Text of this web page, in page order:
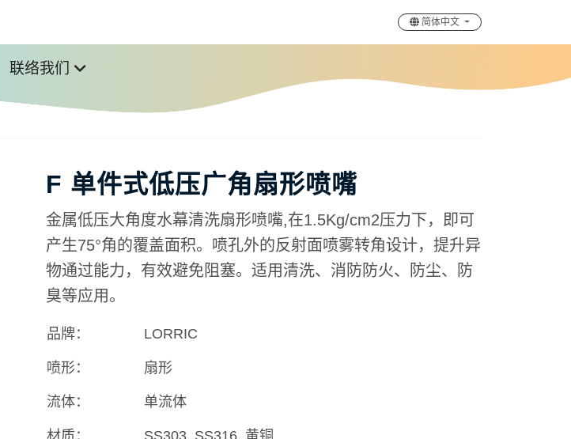
简体中文
联络我们
F 单件式低压广角扇形喷嘴
金属低压大角度水幕清洗扇形喷嘴,在1.5Kg/cm2压力下，即可
产生75°角的覆盖面积。喷孔外的反射面喷雾转角设计，提升异
物通过能力，有效避免阻塞。适用清洗、消防防火、防尘、防
臭等应用。
品牌： LORRIC
喷形： 扇形
流体： 单流体
材质： SS303, SS316, 黄铜